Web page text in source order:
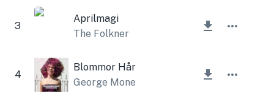
3
Aprilmagi
The Folkner
4
Blommor Hår
George Mone